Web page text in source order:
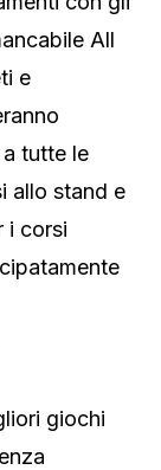
All
e
a tutte le
allo stand e
i corsi
giochi